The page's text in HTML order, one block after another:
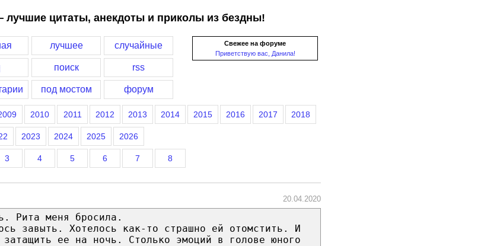
лучшие цитаты, анекдоты и приколы из бездны!
Свежее на форуме
Приветствую вас, Данила!
лучшее случайные
поиск rss
под мостом форум
2010 2011 2012 2013 2014 2015 2016 2017 2018
2023 2024 2025 2026
3 4 5 6 7 8
20.04.2020
Рита меня бросила.
завыть. Хотелось как-то страшно ей отомстить. И
затащить ее на ночь. Столько эмоций в голове юного